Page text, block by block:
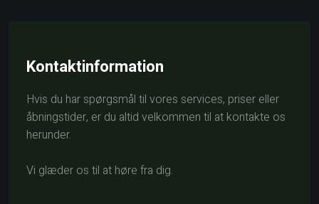
Kontaktinformation
Hvis du har spørgsmål til vores services, priser eller
åbningstider, er du altid velkommen til at kontakte os
herunder.
Vi glæder os til at høre fra dig.